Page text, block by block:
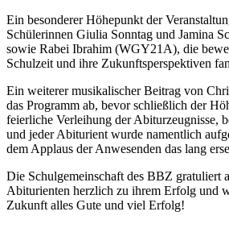
Ein besonderer Höhepunkt der
Schülerinnen Giulia Sonntag und Jamina
sowie Rabei Ibrahim (WGY21A), die
Schulzeit und ihre Zukunftsperspektiven
Ein weiterer musikalischer Beitrag von
das Programm ab, bevor schließlich der
feierliche Verleihung der Abiturzeugnisse,
und jeder Abiturient wurde namentlich
dem Applaus der Anwesenden das lang
Die Schulgemeinschaft des BBZ gratuliert
Abiturienten herzlich zu ihrem Erfolg und
Zukunft alles Gute und viel Erfolg!